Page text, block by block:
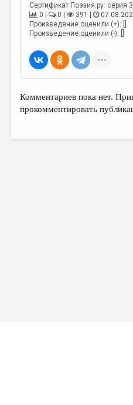
ЦИКЛЫ ПУБЛИКАЦИЙ
ТРЕДИАКОВСКИЙ
ВКОНТАКТЕ
Сертификат Поэзия.ру: серия
0 |
0 | 391 |
Произведение оценили (+): []
Произведение оценили (-): []
Комментариев пока нет.
прокомментировать